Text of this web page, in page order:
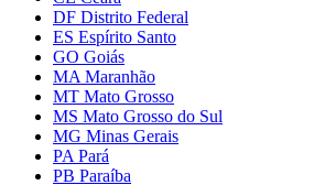
DF Distrito Federal
ES Espírito Santo
GO Goiás
MA Maranhão
MT Mato Grosso
MS Mato Grosso do Sul
MG Minas Gerais
PA Pará
PB Paraíba